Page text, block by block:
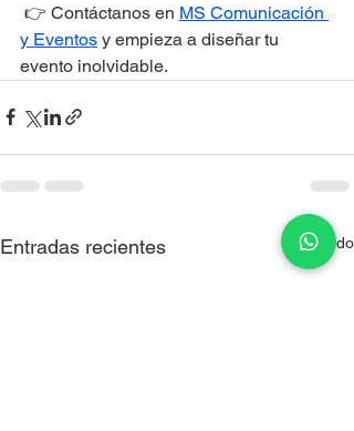
👉 Contáctanos en MS Comunicación
y Eventos y empieza a diseñar tu
evento inolvidable.
Entradas recientes Ver todo